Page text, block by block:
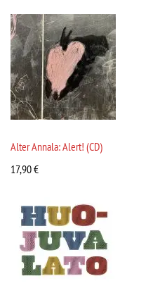
Alter Annala: Alert! (CD)
17,90€